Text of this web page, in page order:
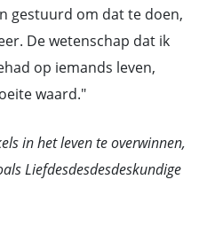
gestuurd om dat te doen,
De wetenschap dat ik
op iemands leven,
waard."
in het leven te overwinnen,
Liefdesdesdesdeskundige